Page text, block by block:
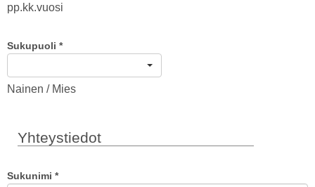
pp.kk.vuosi
Sukupuoli *
Nainen / Mies
Yhteystiedot
Sukunimi *